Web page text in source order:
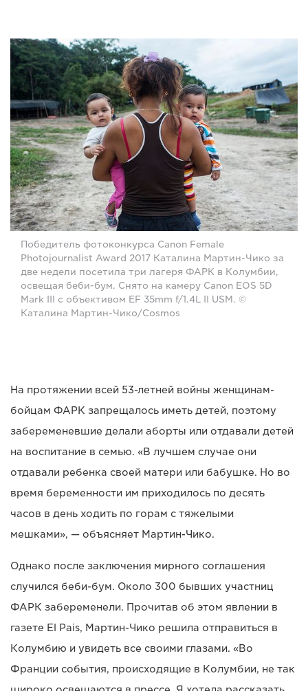
Победитель фотоконкурса Canon Female
Photojournalist Award 2017 Каталина Мартин-Чико за
две недели посетила три лагеря ФАРК в Колумбии,
освещая беби-бум. Снято на камеру Canon EOS 5D
Mark III с объективом EF 35mm f/1.4L II USM. ©
Каталина Мартин-Чико/Cosmos
На протяжении всей 53-летней войны женщинам-
бойцам ФАРК запрещалось иметь детей, поэтому
забеременевшие делали аборты или отдавали детей
на воспитание в семью. «В лучшем случае они
отдавали ребенка своей матери или бабушке. Но во
время беременности им приходилось по десять
часов в день ходить по горам с тяжелыми
мешками», — объясняет Мартин-Чико.
Однако после заключения мирного соглашения
случился беби-бум. Около 300 бывших участниц
ФАРК забеременели. Прочитав об этом явлении в
газете El Pais, Мартин-Чико решила отправиться в
Колумбию и увидеть все своими глазами. «Во
Франции события, происходящие в Колумбии, не так